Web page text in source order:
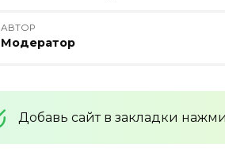
АВТОР
Модератор
Добавь сайт в закладки